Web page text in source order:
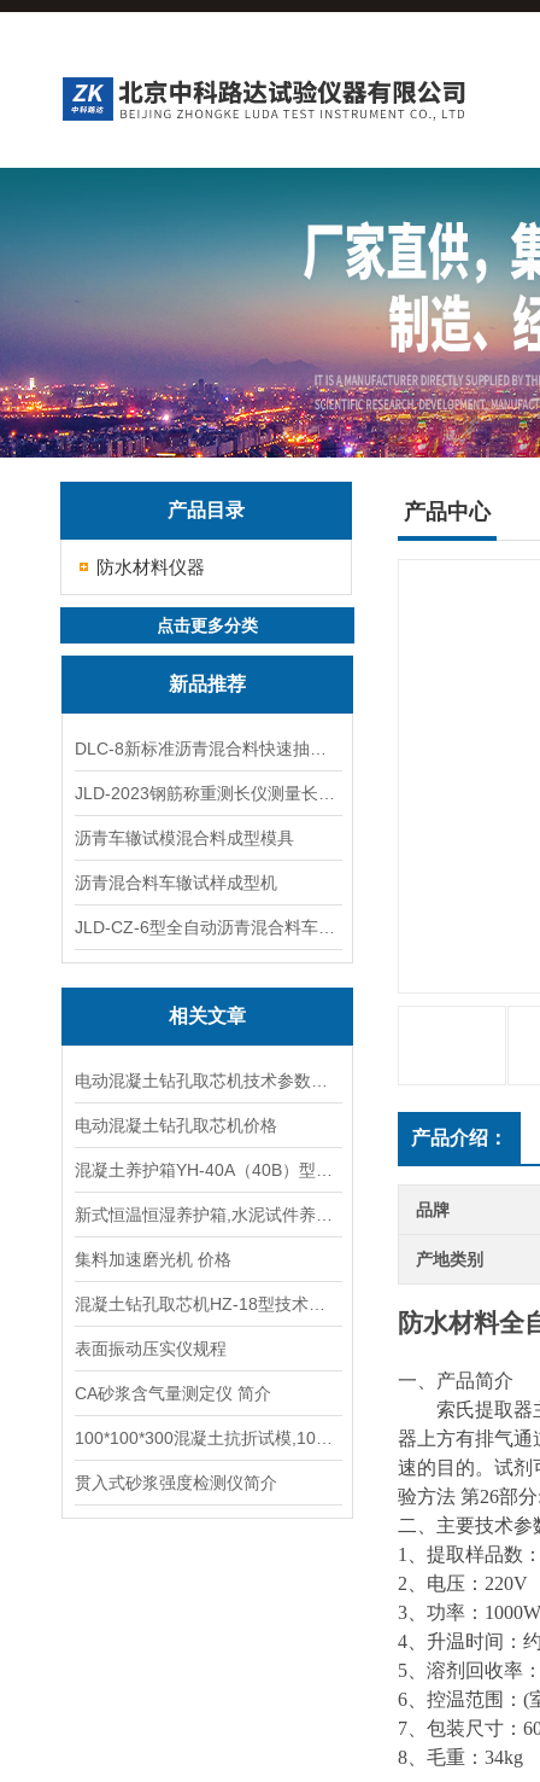
产品目录
防水材料仪器
点击更多分类
新品推荐
沥青车辙试模混合料成型模具
沥青混合料车辙试样成型机
相关文章
电动混凝土钻孔取芯机价格
集料加速磨光机 价格
表面振动压实仪规程
CA砂浆含气量测定仪 简介
贯入式砂浆强度检测仪简介
产品中心
产品介绍：
品牌
产地类别
防水材料全
一、产品简介
索氏提取器
器上方有排气通
速的目的。试剂
验方法 第26部
二、主要技术参
1
、提取样品数
2 、电压 ： 220V
3 、功率 ： 1000W
4 、升温时间 ：
5 、溶剂回收率
6 、控温范围 ： (
7
包装尺寸：
8、毛重：34kg